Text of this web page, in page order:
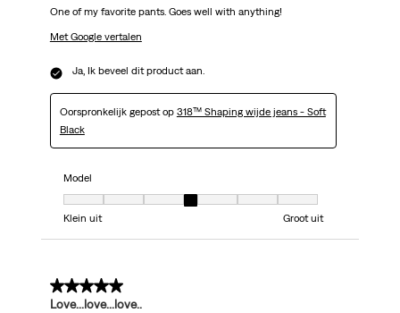
One of my favorite pants. Goes well with anything!
Met Google vertalen
Ja, Ik beveel dit product aan.
Oorspronkelijk gepost op 318™ Shaping wijde jeans - Soft
Black
Model
Model, 4 van 7, waarbij 1 gelijk is aan Klein uit en 7 gelijk is aan Groot uit
Klein uit
Groot uit
5 van 5 sterren.
Love...love...love..